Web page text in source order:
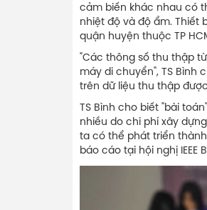
cảm biến khác nhau có
nhiệt độ và độ ẩm. Thiết
quận huyện thuộc TP
"Các thông số thu thập
máy di chuyển", TS Bình
trên dữ liệu thu thập
TS Bình cho biết "bài
nhiều do chi phí xây
ta có thể phát triển
báo cáo tại hội nghị IEEE